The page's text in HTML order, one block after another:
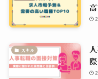
スキル